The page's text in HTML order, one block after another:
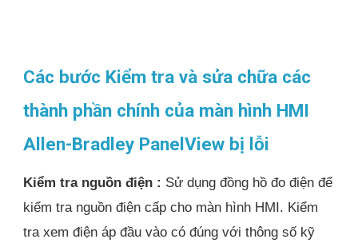
Các bước Kiểm tra và sửa chữa các
thành phần chính của màn hình HMI
Allen-Bradley PanelView bị lỗi
Kiểm tra nguồn điện : Sử dụng đồng hồ đo điện để
kiểm tra nguồn điện cấp cho màn hình HMI. Kiểm
tra xem điện áp đầu vào có đúng với thông số kỹ